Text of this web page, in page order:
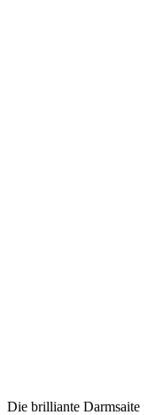
Die brilliante Darmsaite